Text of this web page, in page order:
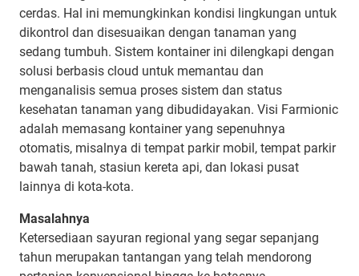
cerdas. Hal ini memungkinkan kondisi lingkungan untuk
dikontrol dan disesuaikan dengan tanaman yang
sedang tumbuh. Sistem kontainer ini dilengkapi dengan
solusi berbasis cloud untuk memantau dan
menganalisis semua proses sistem dan status
kesehatan tanaman yang dibudidayakan. Visi Farmionic
adalah memasang kontainer yang sepenuhnya
otomatis, misalnya di tempat parkir mobil, tempat parkir
bawah tanah, stasiun kereta api, dan lokasi pusat
lainnya di kota-kota.
Masalahnya
Ketersediaan sayuran regional yang segar sepanjang
tahun merupakan tantangan yang telah mendorong